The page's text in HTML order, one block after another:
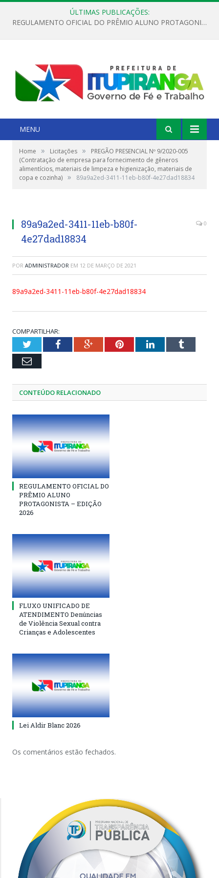
ÚLTIMAS PUBLICAÇÕES:
REGULAMENTO OFICIAL DO PRÊMIO ALUNO PROTAGONISTA – EDIÇÃO 2026
MENU
Home » Licitações »
PREGÃO PRESENCIAL Nº 9/2020-005
(Contratação de empresa para fornecimento de gêneros
alimentícios, materiais de limpeza e higienização, materiais de
copa e cozinha) » 89a9a2ed-3411-11eb-b80f-4e27dad18834
89a9a2ed-3411-11eb-b80f-
4e27dad18834
0
POR ADMINISTRADOR EM 12 DE MARÇO DE 2021
89a9a2ed-3411-11eb-b80f-4e27dad18834
COMPARTILHAR:
TwitterFacebookGoogle+PinterestLinkedInTumblr
Email
CONTEÚDO RELACIONADO
REGULAMENTO OFICIAL DO
PRÊMIO ALUNO
PROTAGONISTA – EDIÇÃO
2026
FLUXO UNIFICADO DE
ATENDIMENTO Denúncias
de Violência Sexual contra
Crianças e Adolescentes
Lei Aldir Blanc 2026
Os comentários estão fechados.